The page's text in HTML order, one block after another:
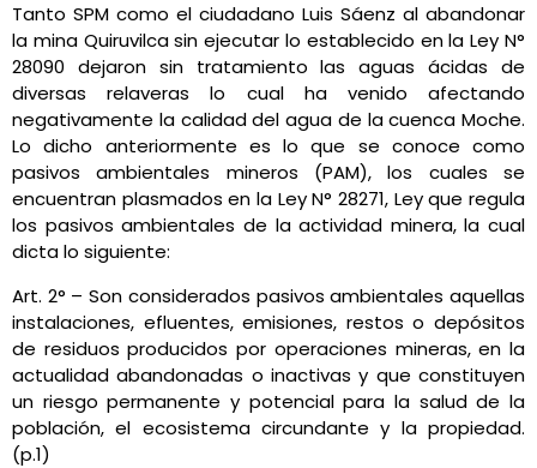
Tanto SPM como el ciudadano Luis Sáenz al abandonar
la mina Quiruvilca sin ejecutar lo establecido en la Ley N°
28090 dejaron sin tratamiento las aguas ácidas de
diversas relaveras lo cual ha venido afectando
negativamente la calidad del agua de la cuenca Moche.
Lo dicho anteriormente es lo que se conoce como
pasivos ambientales mineros (PAM), los cuales se
encuentran plasmados en la Ley N° 28271, Ley que regula
los pasivos ambientales de la actividad minera, la cual
dicta lo siguiente:
Art. 2° – Son considerados pasivos ambientales aquellas
instalaciones, efluentes, emisiones, restos o depósitos
de residuos producidos por operaciones mineras, en la
actualidad abandonadas o inactivas y que constituyen
un riesgo permanente y potencial para la salud de la
población, el ecosistema circundante y la propiedad.
(p.1)